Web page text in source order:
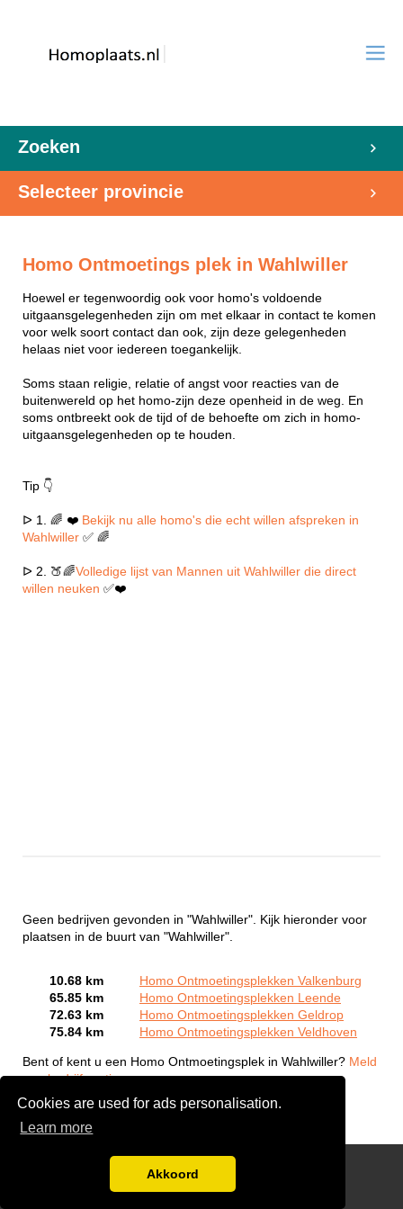
Cookies are used for ads personalisation.
Learn more
Akkoord
Zoeken
Selecteer provincie
Homo Ontmoetings plek in Wahlwiller
Hoewel er tegenwoordig ook voor homo's voldoende
uitgaansgelegenheden zijn om met elkaar in contact te komen
voor welk soort contact dan ook, zijn deze gelegenheden
helaas niet voor iedereen toegankelijk.
Soms staan religie, relatie of angst voor reacties van de
buitenwereld op het homo-zijn deze openheid in de weg. En
soms ontbreekt ook de tijd of de behoefte om zich in homo-
uitgaansgelegenheden op te houden.
Tip 👇
ᐅ 1. 🌈 ❤️ Bekijk nu alle homo's die echt willen afspreken in
Wahlwiller ✅ 🌈
ᐅ 2. 🍑🌈Volledige lijst van Mannen uit Wahlwiller die direct
willen neuken ✅❤️
Geen bedrijven gevonden in "Wahlwiller". Kijk hieronder voor
plaatsen in de buurt van "Wahlwiller".
10.68 km
Homo Ontmoetingsplekken Valkenburg
65.85 km
Homo Ontmoetingsplekken Leende
72.63 km
Homo Ontmoetingsplekken Geldrop
75.84 km
Homo Ontmoetingsplekken Veldhoven
Bent of kent u een Homo Ontmoetingsplek in Wahlwiller? Meld
een bedrijf gratis aan